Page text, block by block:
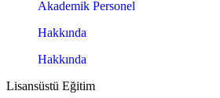
Akademik Personel
Hakkında
Hakkında
Lisansüstü Eğitim